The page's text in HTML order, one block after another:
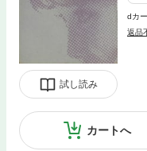
試し読み
dカ
返品
カートへ